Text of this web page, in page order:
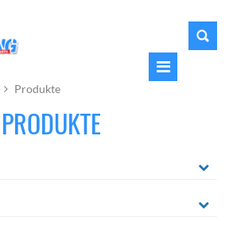
Produkte
PRODUKTE